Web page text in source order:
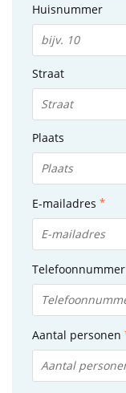
Huisnummer
Straat
Plaats
E-mailadres
Telefoonnummer
Aantal personen